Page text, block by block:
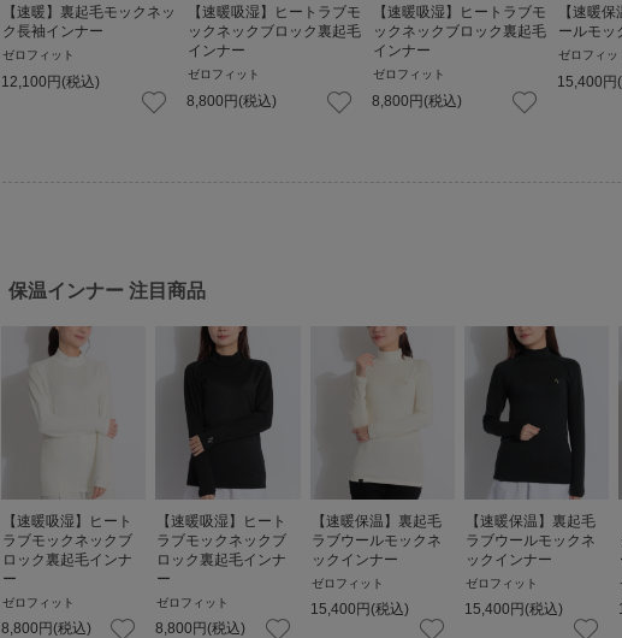
【速暖】裏起毛モックネッ
ク長袖インナー
ゼロフィット
12,100円(税込)
【速暖吸湿】ヒートラブモ
ックネックブロック裏起毛
インナー
ゼロフィット
8,800円(税込)
【速暖吸湿】ヒートラブモ
ックネックブロック裏起毛
インナー
ゼロフィット
8,800円(税込)
【速暖
ールモッ
ゼロフィッ
15,400円
保温インナー 注目商品
【速暖吸湿】ヒート
ラブモックネックブ
ロック裏起毛インナ
ー
ゼロフィット
8,800円(税込)
【速暖吸湿】ヒート
ラブモックネックブ
ロック裏起毛インナ
ー
ゼロフィット
8,800円(税込)
【速暖保温】裏起毛
ラブウールモックネ
ックインナー
ゼロフィット
15,400円(税込)
【速暖保温】裏起毛
ラブウールモックネ
ックインナー
ゼロフィット
15,400円(税込)